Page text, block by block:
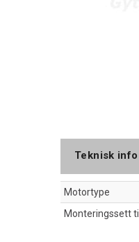
Teknisk info
Motortype
Monteringssett til